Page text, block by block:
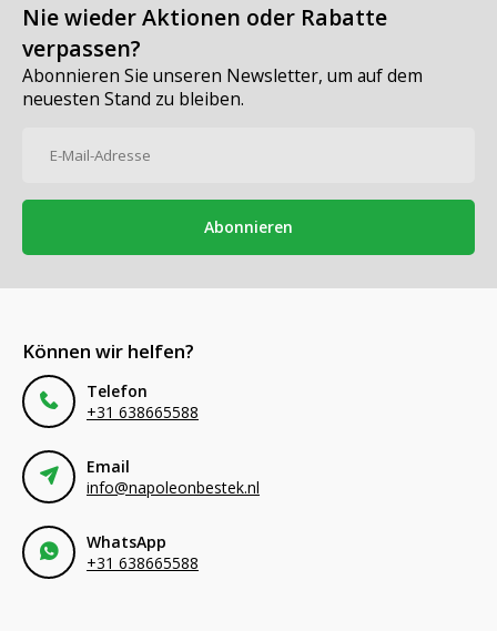
Nie wieder Aktionen oder Rabatte
verpassen?
Abonnieren Sie unseren Newsletter, um auf dem
neuesten Stand zu bleiben.
Abonnieren
Können wir helfen?
Telefon
+31 638665588
Email
info@napoleonbestek.nl
WhatsApp
+31 638665588